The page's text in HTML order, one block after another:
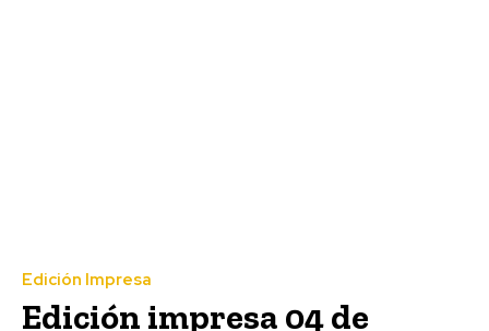
Edición Impresa
Edición impresa 04 de